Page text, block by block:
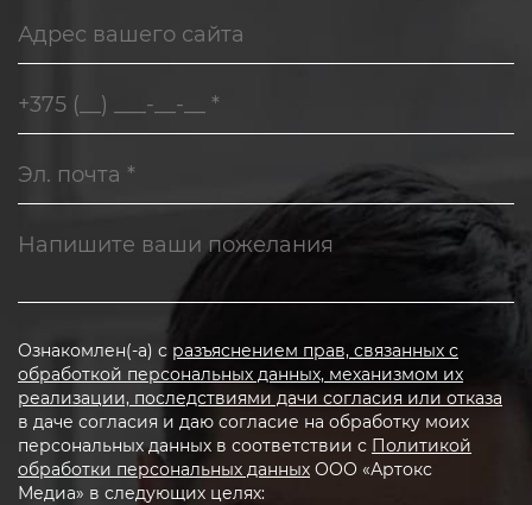
Ознакомлен(-а) с разъяснением прав, связанных с
обработкой персональных данных, механизмом их
реализации, последствиями дачи согласия или отказа
в даче согласия и даю согласие на обработку моих
персональных данных в соответствии с Политикой
обработки персональных данных ООО «Артокс
Медиа» в следующих целях: